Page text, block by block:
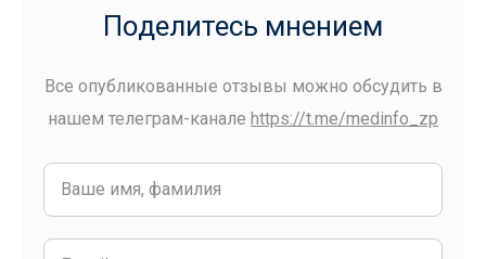
Поделитесь мнением
Все опубликованные отзывы можно обсудить в
нашем телеграм-канале https://t.me/medinfo_zp